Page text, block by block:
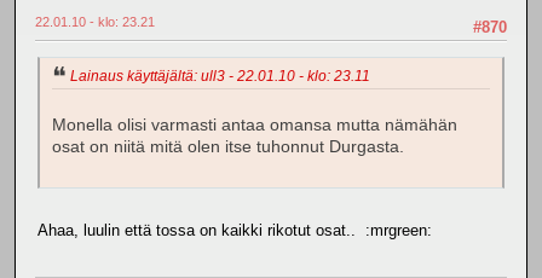
#870
22.01.10 - klo: 23.21
Lainaus käyttäjältä: ull3 - 22.01.10 - klo: 23.11
Monella olisi varmasti antaa omansa mutta nämähän
osat on niitä mitä olen itse tuhonnut Durgasta.
Ahaa, luulin että tossa on kaikki rikotut osat.. :mrgreen: